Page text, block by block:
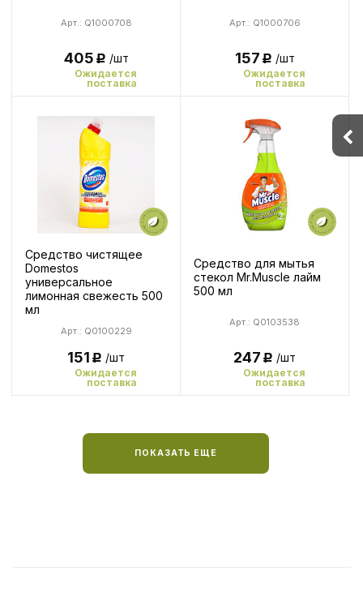
Арт.: Q1000708
405Р /шт
Ожидается
поставка
Арт.: Q1000706
157Р /шт
Ожидается
поставка
Средство чистящее
Domestos
универсальное
лимонная свежесть 500
мл
Арт.: Q0100229
151Р /шт
Ожидается
поставка
Средство для мытья
стекол Mr.Muscle лайм
500 мл
Арт.: Q0103538
247Р /шт
Ожидается
поставка
ПОКАЗАТЬ ЕЩЕ